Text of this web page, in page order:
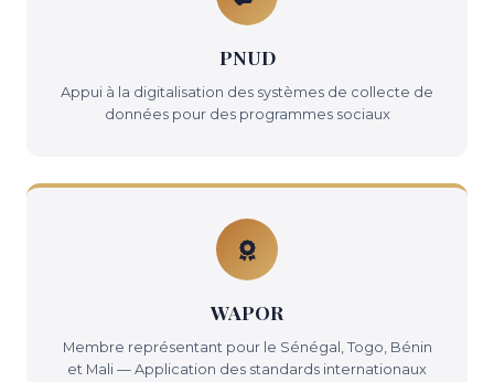
PNUD
Appui à la digitalisation des systèmes de collecte de
données pour des programmes sociaux
WAPOR
Membre représentant pour le Sénégal, Togo, Bénin
et Mali — Application des standards internationaux